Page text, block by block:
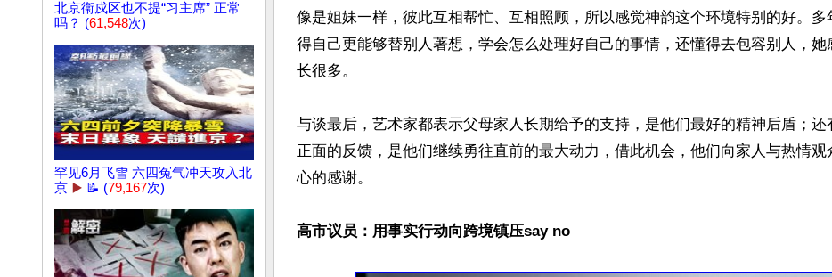
北京衞戍区也不提“习主席” 正常
吗？ (61,548次)
罕见6月飞雪 六四冤气冲天攻入北
京 ▶️ 📝 (79,167次)
像是姐妹一样，彼此互相帮忙、互相照顾，所以感觉神韵这个环境特别的好。多
得自己更能够替别人著想，学会怎么处理好自己的事情，还懂得去包容别人，她
长很多。
与谈最后，艺术家都表示父母家人长期给予的支持，是他们最好的精神后盾；还
正面的反馈，是他们继续勇往直前的最大动力，借此机会，他们向家人与热情观
心的感谢。
高市议员：用事实行动向跨境镇压say no